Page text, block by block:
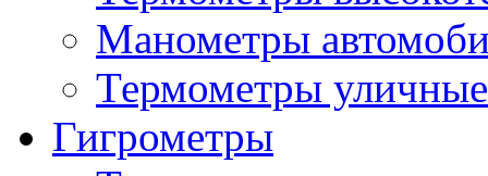
Манометры
Термометры уличные
Гигрометры